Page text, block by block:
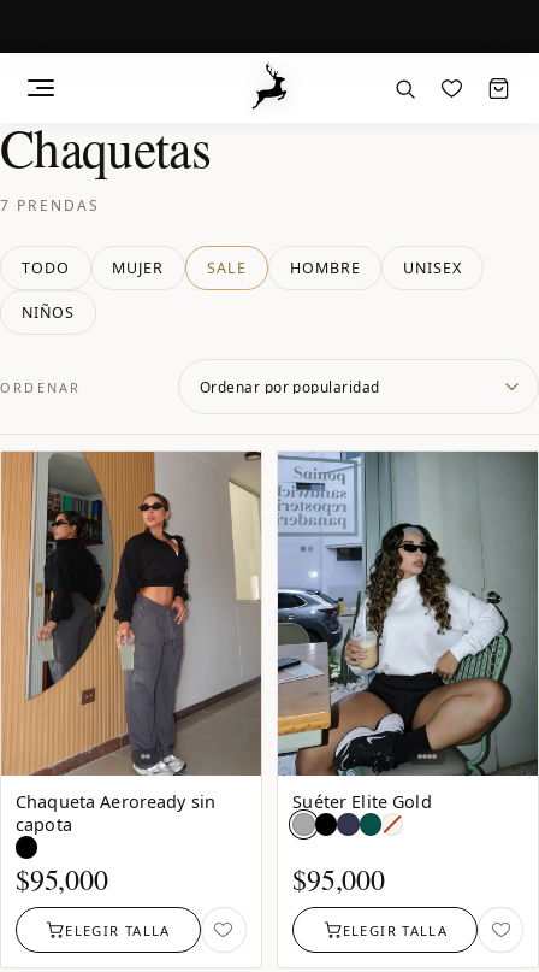
Saltar
al
Chaquetas
7 PRENDAS
TODO MUJER SALE HOMBRE UNISEX
NIÑOS
ORDENAR
Chaqueta Aeroready sin
capota
Negro
$95,000
ELEGIR TALLA
Suéter Elite Gold
Blanco
Hueso:
$95,000
ELEGIR TALLA